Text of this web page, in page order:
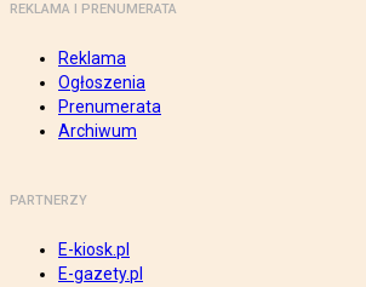
REKLAMA I PRENUMERATA
Reklama
Ogłoszenia
Prenumerata
Archiwum
PARTNERZY
E-kiosk.pl
E-gazety.pl